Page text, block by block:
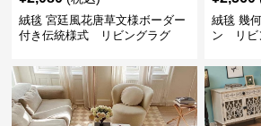
絨毯 宮廷風花唐草文様ボーダー
付き伝統様式 リビングラグ
絨毯 幾
ン リビ